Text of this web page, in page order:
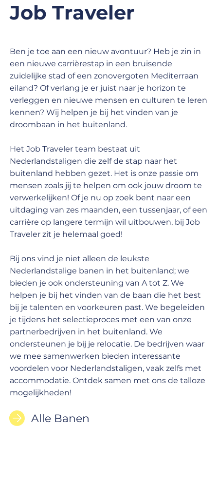
Job Traveler
Ben je toe aan een nieuw avontuur? Heb je zin in
een nieuwe carrièrestap in een bruisende
zuidelijke stad of een zonovergoten Mediterraan
eiland? Of verlang je er juist naar je horizon te
verleggen en nieuwe mensen en culturen te leren
kennen? Wij helpen je bij het vinden van je
droombaan in het buitenland.
Het Job Traveler team bestaat uit
Nederlandstaligen die zelf de stap naar het
buitenland hebben gezet. Het is onze passie om
mensen zoals jij te helpen om ook jouw droom te
verwerkelijken! Of je nu op zoek bent naar een
uitdaging van zes maanden, een tussenjaar, of een
carrière op langere termijn wil uitbouwen, bij Job
Traveler zit je helemaal goed!
Bij ons vind je niet alleen de leukste
Nederlandstalige banen in het buitenland; we
bieden je ook ondersteuning van A tot Z. We
helpen je bij het vinden van de baan die het best
bij je talenten en voorkeuren past. We begeleiden
je tijdens het selectieproces met een van onze
partnerbedrijven in het buitenland. We
ondersteunen je bij je relocatie. De bedrijven waar
we mee samenwerken bieden interessante
voordelen voor Nederlandstaligen, vaak zelfs met
accommodatie. Ontdek samen met ons de talloze
mogelijkheden!
Alle Banen